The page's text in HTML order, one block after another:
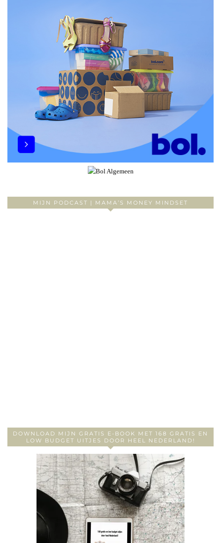
MIJN PODCAST | MAMA’S MONEY MINDSET
DOWNLOAD MIJN GRATIS E-BOOK MET 168 GRATIS EN
LOW BUDGET UITJES DOOR HEEL NEDERLAND!